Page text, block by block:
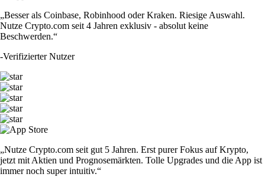
„Besser als Coinbase, Robinhood oder Kraken. Riesige Auswahl.
Nutze Crypto.com seit 4 Jahren exklusiv - absolut keine
Beschwerden.“
-Verifizierter Nutzer
„Nutze Crypto.com seit gut 5 Jahren. Erst purer Fokus auf Krypto,
jetzt mit Aktien und Prognosemärkten. Tolle Upgrades und die App ist
immer noch super intuitiv.“